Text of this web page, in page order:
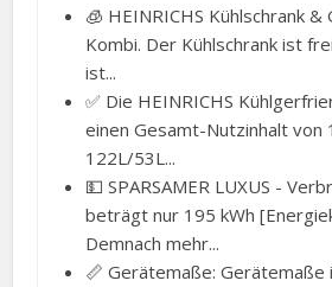
🧊 HEINRICHS Kühlschrank &
Kombi. Der Kühlschrank ist
ist...
✅ Die HEINRICHS
einen Gesamt-Nutzinhalt von
122L/53L...
💵 SPARSAMER LUXUS -
beträgt nur 195 kWh
Demnach mehr...
📏 Gerätemaße: Gerätemaße